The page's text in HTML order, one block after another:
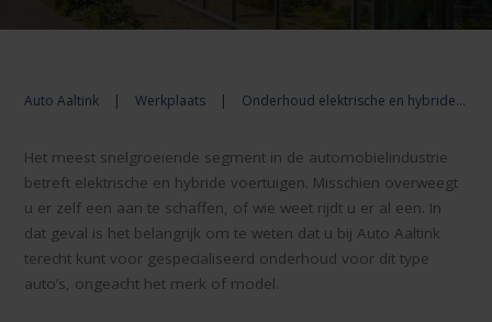
Auto Aaltink | Werkplaats | Onderhoud elektrische en hybride
Het meest snelgroeiende segment in de automobielindustrie
betreft elektrische en hybride voertuigen. Misschien overweegt
u er zelf een aan te schaffen, of wie weet rijdt u er al een. In
dat geval is het belangrijk om te weten dat u bij Auto Aaltink
terecht kunt voor gespecialiseerd onderhoud voor dit type
auto’s, ongeacht het merk of model.